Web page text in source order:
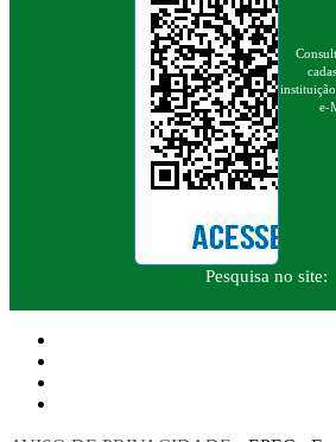
e-
Pesquisa no site: